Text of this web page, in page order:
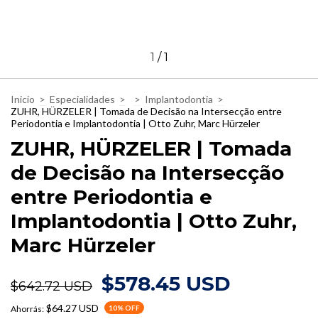
1 /1
Inicio > Especialidades > > Implantodontia >
ZUHR, HÜRZELER | Tomada de Decisão na Intersecção entre
Periodontia e Implantodontia | Otto Zuhr, Marc Hürzeler
ZUHR, HÜRZELER | Tomada
de Decisão na Intersecção
entre Periodontia e
Implantodontia | Otto Zuhr,
Marc Hürzeler
$642.72 USD $578.45 USD
Ahorrás: $64.27 USD 10% OFF